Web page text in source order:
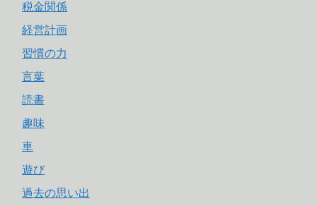
税金関係
経営計画
習慣の力
言葉
読書
趣味
車
遊び
過去の思い出